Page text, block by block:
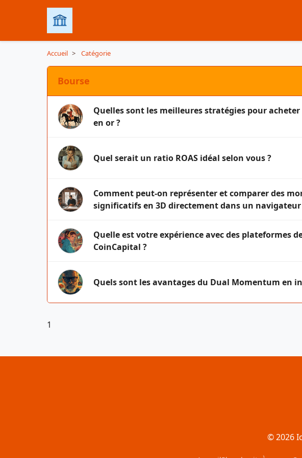
Accueil > Catégorie
Bourse
Quelles sont les meilleures stratégies pour
en or ?
Quel serait un ratio ROAS idéal selon vous ?
Comment peut-on représenter et comparer des
significatifs en 3D directement dans un navigateur
Quelle est votre expérience avec des plateformes
CoinCapital ?
Quels sont les avantages du Dual Momentum en
1
© 2026